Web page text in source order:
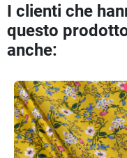
I clienti che
questo
anche: